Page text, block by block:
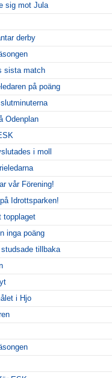
sig mot Jula
derby
sista match
på poäng
Odenplan
i moll
vår Förening!
Idrottsparken!
topplaget
inga poäng
tillbaka
i Hjo